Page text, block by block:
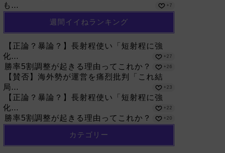
も...
+7
週間イイねランキング
【正論？暴論？】長射程使い「短射程に強
化...
+27
勝率5割調整が起きる理由ってこれか？ +26
【賛否】海外勢が運営を痛烈批判「これ結
局...
+23
【正論？暴論？】長射程使い「短射程に強
化...
+22
勝率5割調整が起きる理由ってこれか？ +20
カテゴリー